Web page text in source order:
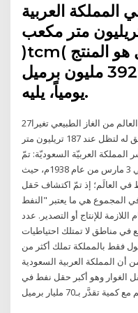
المملكة العربية
حوالي 6 تريليون متر مكعب
)tcm( في عام كان الديزل هو المنتج
األكثر تكريرًا بما يبلغ 392 مليون برميل
يومياً، يليه.
27‏‏/7‏‏/1440 بعد الهجرة لم تشهد احتياطيات العالم من الغاز الطبيعي تغيرا
كبيرا في 2015 بالمقارنة مع العام السابق له لتظل عند 187 تريليون متر
المملكة العربيّة السعوديّة: تمّ
اكتشاف وجود النفط في السعوديّة في 3 مارس من عام 1938م، حيث
العالَم؛ إذ تمّ اكتشاف حَقل
المجموع هي ما يعتبر "النفط
للإنتاج أو التصدير. عدد
في مناطق لا تمتلك احتياطيات
3‏‏/11‏‏/1428 بعد الهجرة 8 حقول فقط بالمملكة تملك أكثر من
المملكة العربية السعودية
حقل الغوار وهو أكبر حقل نفط في